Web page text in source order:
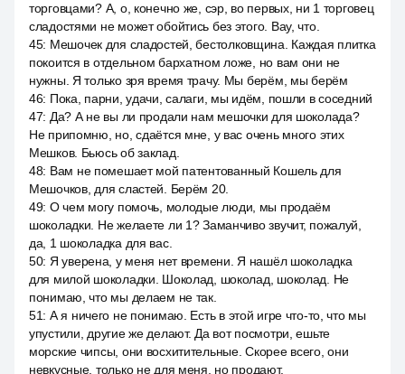
торговцами? А, о, конечно же, сэр, во первых, ни 1 торговец
сладостями не может обойтись без этого. Вау, что.
45: Мешочек для сладостей, бестолковщина. Каждая плитка
покоится в отдельном бархатном ложе, но вам они не
нужны. Я только зря время трачу. Мы берём, мы берём
46: Пока, парни, удачи, салаги, мы идём, пошли в соседний
47: Да? А не вы ли продали нам мешочки для шоколада?
Не припомню, но, сдаётся мне, у вас очень много этих
Мешков. Бьюсь об заклад.
48: Вам не помешает мой патентованный Кошель для
Мешочков, для сластей. Берём 20.
49: О чем могу помочь, молодые люди, мы продаём
шоколадки. Не желаете ли 1? Заманчиво звучит, пожалуй,
да, 1 шоколадка для вас.
50: Я уверена, у меня нет времени. Я нашёл шоколадка
для милой шоколадки. Шоколад, шоколад, шоколад. Не
понимаю, что мы делаем не так.
51: А я ничего не понимаю. Есть в этой игре что-то, что мы
упустили, другие же делают. Да вот посмотри, ешьте
морские чипсы, они восхитительные. Скорее всего, они
невкусные, только не для меня, но продают.